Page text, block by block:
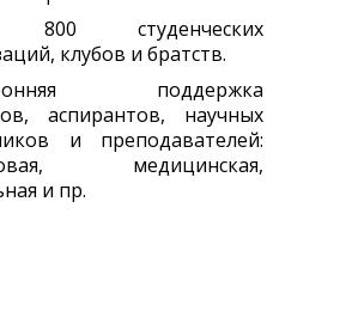
800 студенческих
клубов и братств.
поддержка
аспирантов, научных
и преподавателей:
медицинская,
и пр.